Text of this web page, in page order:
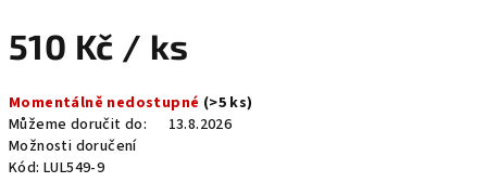
510 Kč / ks
cena:
Momentálně nedostupné (>5 ks)
Můžeme doručit do:
13.8.2026
Možnosti doručení
Kód: LUL549-9